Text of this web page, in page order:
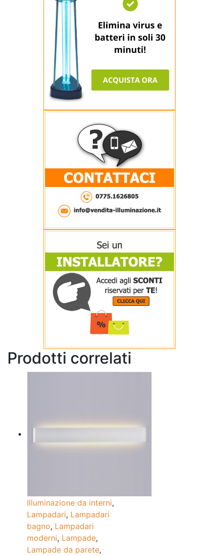
Prodotti correlati
Illuminazione da interni,
Lampadari, Lampadari
bagno, Lampadari
moderni, Lampade,
Lampade da parete,